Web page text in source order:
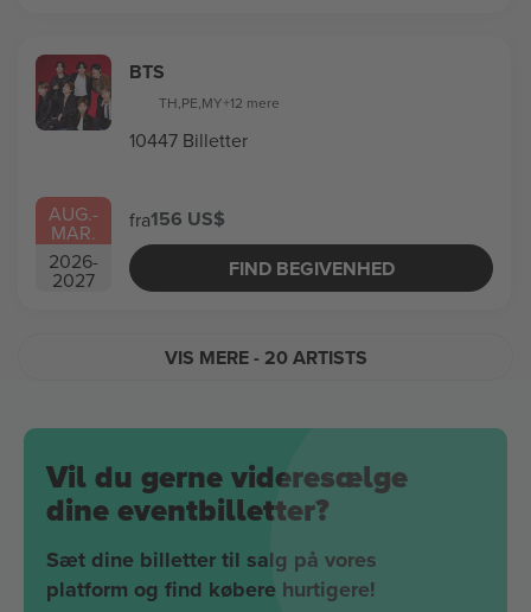
AUG.-
MAR.
2026-
2027
BTS
TH,PE,MY+12 mere
10447 Billetter
fra156 US$
FIND BEGIVENHED
VIS MERE- 20 ARTISTS
Vil du gerne videresælge
dine eventbilletter?
Sæt dine billetter til salg på vores
platform og find købere hurtigere!